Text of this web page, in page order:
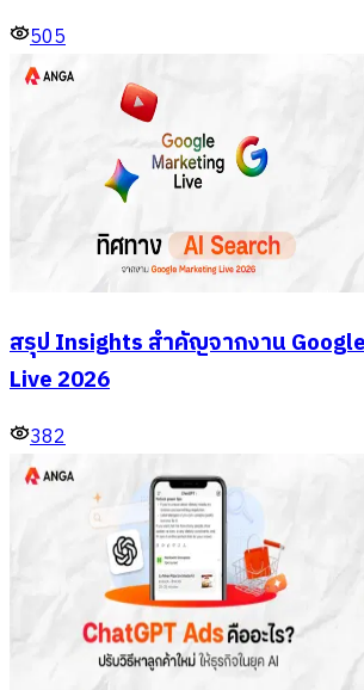
505
สรุป Insights สำคัญจากงาน
Live 2026
382